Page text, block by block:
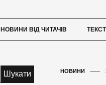
НОВИНИ ВІД ЧИТАЧІВ
НОВИНИ